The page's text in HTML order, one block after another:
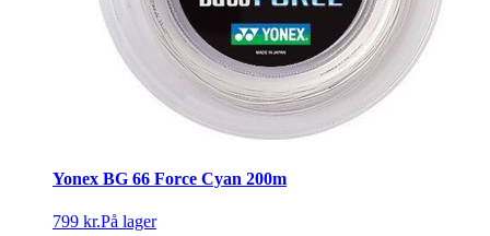
Yonex BG 66 Force Cyan 200m
799 kr.På lager